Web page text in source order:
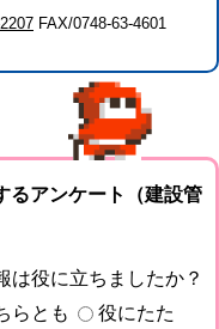
FAX/0748-63-4601
るアンケート（建設管
は役に立ちましたか？
らとも
役にたた